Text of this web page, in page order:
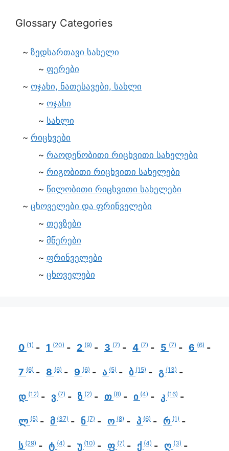
Glossary Categories
ზედსართავი სახელი
ფერები
ოჯახი, ნათესავები, სახლი
ოჯახი
სახლი
რიცხვები
რაოდენობითი რიცხვითი სახელები
რიგობითი რიცხვითი სახელები
წილობითი რიცხვითი სახელები
ცხოველები და ფრინველები
თევზები
მწერები
ფრინველები
ცხოველები
0 (1) 1 (20) 2 (9) 3 (7) 4 (7) 5 (7) 6 (6)
7 (6) 8 (6) 9 (6) ა (5) ბ (15) გ (13)
დ (12) ვ (7) ზ (2) თ (8) ი (4) კ (16)
ლ (5) მ (37) ნ (7) ო (8) პ (6) რ (1)
ს (29) ტ (4) უ (10) ფ (7) ქ (4) ღ (3)